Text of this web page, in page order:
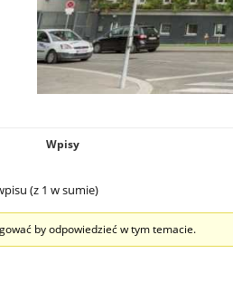
Wpisy
(z 1 w sumie)
by odpowiedzieć w tym temacie.